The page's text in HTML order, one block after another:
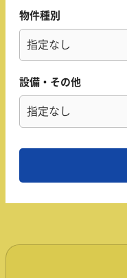
物件種別
設備・その他